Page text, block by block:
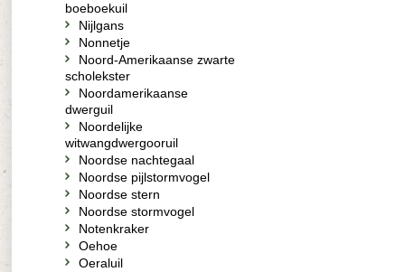
boeboekuil
Nijlgans
Nonnetje
Noord-Amerikaanse zwarte
scholekster
Noordamerikaanse
dwerguil
Noordelijke
witwangdwergooruil
Noordse nachtegaal
Noordse pijlstormvogel
Noordse stern
Noordse stormvogel
Notenkraker
Oehoe
Oeraluil